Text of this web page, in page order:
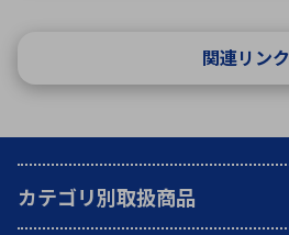
関連リンク
カテゴリ別取扱商品